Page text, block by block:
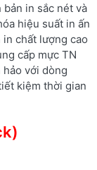
bản in sắc nét và
hiệu suất in ấn
chất lượng cao
cấp mực TN
với dòng
kiệm thời gian